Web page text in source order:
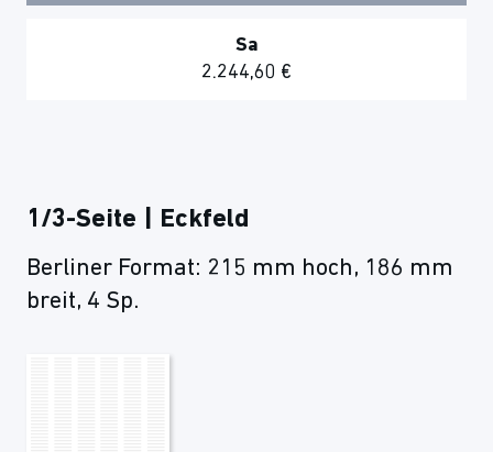
Sa
2.244,60 €
1/3-Seite | Eckfeld
Berliner Format: 215 mm hoch, 186 mm
breit, 4 Sp.